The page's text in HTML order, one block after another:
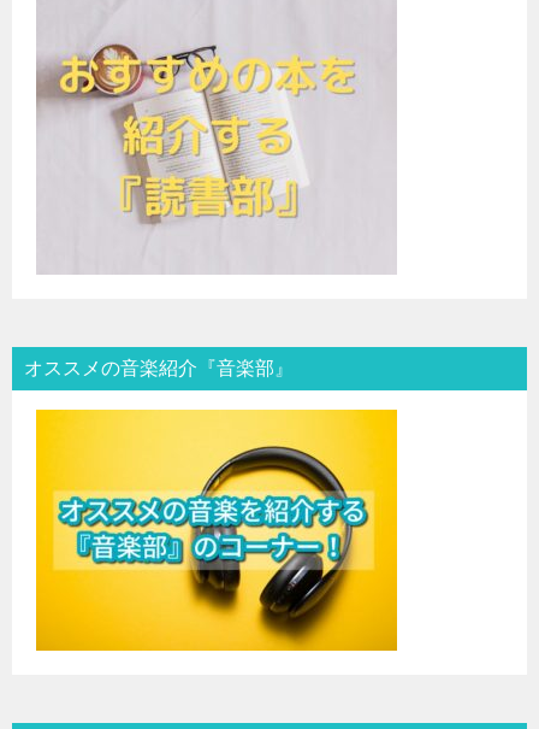
オススメの音楽紹介『音楽部』